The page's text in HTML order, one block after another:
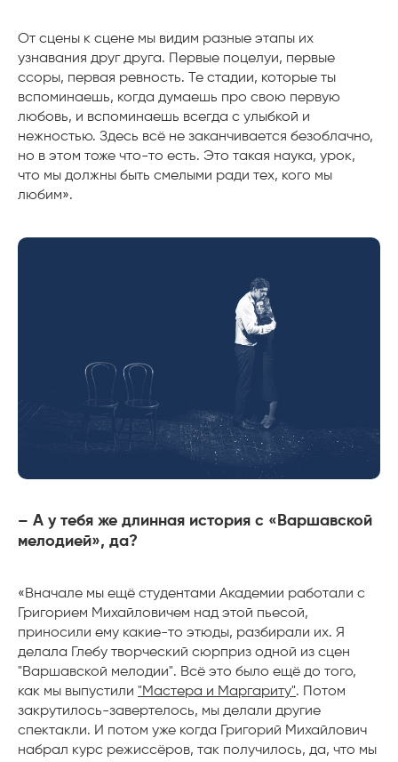
От сцены к сцене мы видим разные этапы их
узнавания друг друга. Первые поцелуи, первые
ссоры, первая ревность. Те стадии, которые ты
вспоминаешь, когда думаешь про свою первую
любовь, и вспоминаешь всегда с улыбкой и
нежностью. Здесь всё не заканчивается безоблачно,
но в этом тоже что-то есть. Это такая наука, урок,
что мы должны быть смелыми ради тех, кого мы
любим».
– А у тебя же длинная история с «Варшавской
мелодией», да?
«Вначале мы ещё студентами Академии работали с
Григорием Михайловичем над этой пьесой,
приносили ему какие-то этюды, разбирали их. Я
делала Глебу творческий сюрприз одной из сцен
"Варшавской мелодии". Всё это было ещё до того,
как мы выпустили "Мастера и Маргариту". Потом
закрутилось-завертелось, мы делали другие
спектакли. И потом уже когда Григорий Михайлович
набрал курс режиссёров, так получилось, да, что мы